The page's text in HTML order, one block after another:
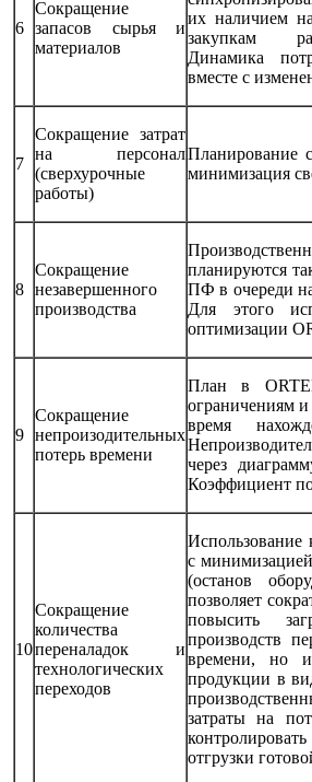
6
Сокращение
запасов сырья и
материалов
их наличием
закупкам
Динамика
вместе с
7
Сокращение затрат
на персонал
(сверхурочные
работы)
Планирование
минимизация
8
Сокращение
незавершенного
производства
планируются
ПФ в очереди
Для этого
оптимизации
9
Сокращение
непроизодительных
потерь времени
План в
ограничениям и
время
через
Коэффициент
10
Сокращение
количества
переналадок и
технологических
переходов
Использование
с
(останов
позволяет
повысить
производств
времени, но
продукции в
затраты на
отгрузки